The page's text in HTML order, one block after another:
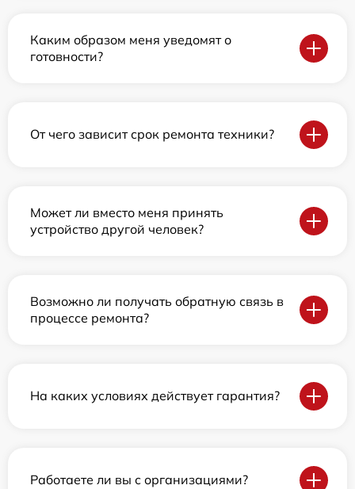
Каким образом меня уведомят о
готовности?
От чего зависит срок ремонта техники?
Может ли вместо меня принять
устройство другой человек?
Возможно ли получать обратную связь в
процессе ремонта?
На каких условиях действует гарантия?
Работаете ли вы с организациями?